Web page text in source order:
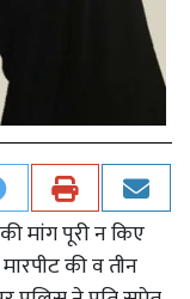
मांग पूरी न किए
की व तीन